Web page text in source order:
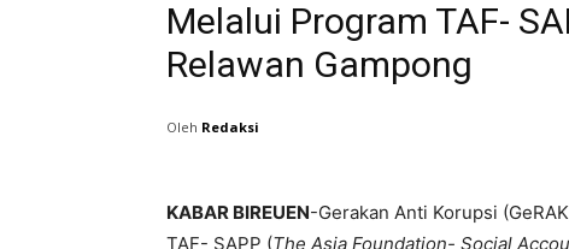
Melalui Program TAF-
Relawan Gampong
Oleh Redaksi
KABAR BIREUEN-Gerakan Anti Korupsi
TAF- SAPP (The Asia Foundation- Social